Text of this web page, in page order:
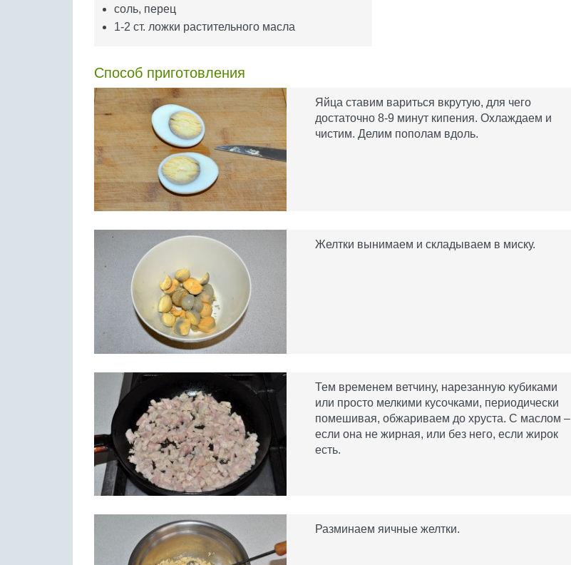
соль, перец
1-2 ст. ложки растительного масла
Способ приготовления
Яйца ставим вариться вкрутую, для чего
достаточно 8-9 минут кипения. Охлаждаем и
чистим. Делим пополам вдоль.
Желтки вынимаем и складываем в миску.
Тем временем ветчину, нарезанную кубиками
или просто мелкими кусочками, периодически
помешивая, обжариваем до хруста. С маслом –
если она не жирная, или без него, если жирок
есть.
Разминаем яичные желтки.